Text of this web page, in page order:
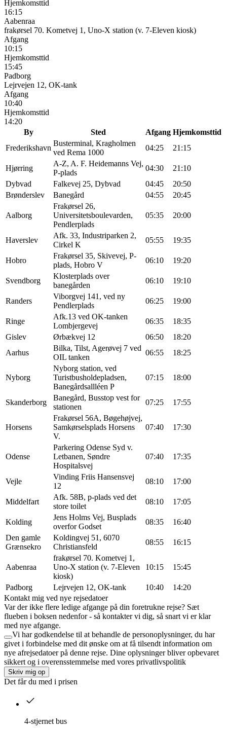
Hjemkomsttid
16:15
Aabenraa
frakørsel 70. Kometvej 1, Uno-X station (v. 7-Eleven kiosk)
Afgang
10:15
Hjemkomsttid
15:45
Padborg
Lejrvejen 12, OK-tank
Afgang
10:40
Hjemkomsttid
14:20
By
Sted Afgang Hjemkomsttid
Frederikshavn
Busterminal, Kragholmen
ved Rema 1000
04:25 21:15
Hjørring
A-Z, A. F. Heidemanns Vej,
P-plads
04:30
21:10
Dybvad
Falkevej 25, Dybvad 04:45
20:50
Brønderslev
Banegård 04:55 20:45
Aalborg
Frakørsel 26,
Universitetsboulevarden,
Pendlerplads
05:35 20:00
Haverslev
Afk. 33, Industriparken 2,
Cirkel K
05:55 19:35
Hobro
Frakørsel 35, Skivevej, P-
plads, Hobro V
06:10 19:20
Svendborg
Klosterplads over
banegården
06:10 19:10
Randers
Viborgvej 141, ved ny
Pendlerplads
06:25 19:00
Ringe
Afk.13 ved OK-tanken
Lombjergevej
06:35
18:35
Gislev
Ørbækvej 12 06:50
18:20
Aarhus
Bilka, Tilst, Agerøvej 7 ved
OIL tanken
06:55 18:25
Nyborg
Nyborg station, ved
Turistbusholdepladsen,
Banegårdsallléen P
07:15 18:00
Skanderborg
Banegård, Busstop vest for
stationen
07:25 17:55
Horsens
Frakørsel 56A, Bøgehøjvej,
Samkørselsplads Horsens
V.
07:40 17:30
Odense
Parkering Odense Syd v.
Letbanen, Søndre
Hospitalsvej
07:40 17:35
Vejle
Vinding Friis Hansensvej
12
08:10 17:00
Middelfart
Afk. 58B, p-plads ved det
store toilet
08:10 17:05
Kolding
Jens Holms Vej, Busplads
overfor Godset
08:35
16:40
Den gamle
Grænsekro
Koldingvej 51, 6070
Christiansfeld
08:55 16:15
Aabenraa
frakørsel 70. Kometvej 1,
Uno-X station (v. 7-Eleven
kiosk)
10:15 15:45
Padborg Lejrvejen 12, OK-tank 10:40
14:20
Kontakt mig ved nye rejsedatoer
Var der ikke flere ledige afgange på din foretrukne rejse? Sæt
flueben i boksen nedenfor - så kontakter vi dig, så snart vi er klar
med nye afgange.
Vi har godkendelse til at behandle de personoplysninger, du har
givet i forbindelse med dit ønske om at få tilsendt information om
nye afrejsedatoer på denne rejse. Dine oplysninger bliver opbevaret
sikkert og i overensstemmelse med vores privatlivspolitik
Skriv mig op
Det får du med i prisen
4-stjernet bus